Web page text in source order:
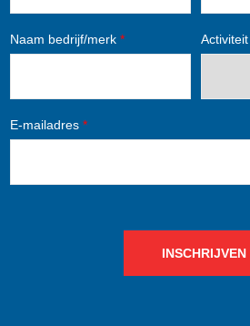
Naam bedrijf/merk * Activiteit
E-mailadres *
INSCHRIJVEN